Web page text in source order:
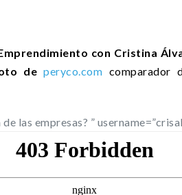
con Cristina
de peryco.com comparador
las empresas? ”